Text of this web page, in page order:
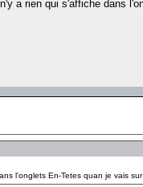
a rien qui s'affiche dans
l'onglets En-Tetes quan je vais sur